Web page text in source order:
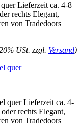
Lieferzeit ca. 4-8
rechts Elegant,
von Tradedoors
USt. zzgl. Versand)
quer
quer Lieferzeit ca. 4-
rechts Elegant,
von Tradedoors